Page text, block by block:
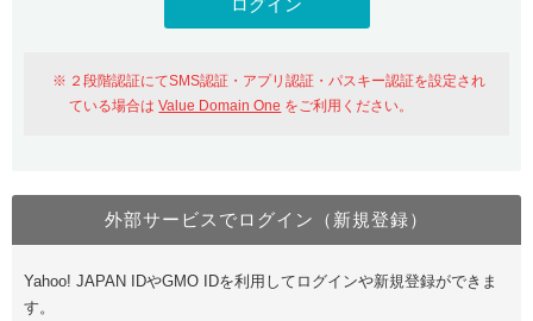
おすすめ One レンタルサーバーを含む最新の機能を使う方
Value Domain Oneにログイン
Value Domain Oneアカウント作成
２段階認証にてSMS認証・アプリ認証・パスキー認証を設定され
ている場合はValue Domain One をご利用ください。
外部サービスでログイン（新規登録）
Yahoo! JAPAN IDやGMO IDを利用してログインや新規登録ができま
す。